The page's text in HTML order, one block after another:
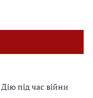
під час війни